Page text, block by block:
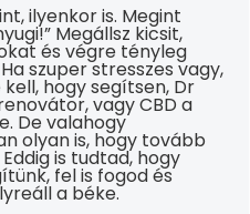
ilyenkor is. Megint
Megállsz kicsit,
és végre tényleg
szuper stresszes vagy,
hogy segítsen, Dr
vagy CBD a
De valahogy
olyan is, hogy tovább
is tudtad, hogy
fel is fogod és
a béke.